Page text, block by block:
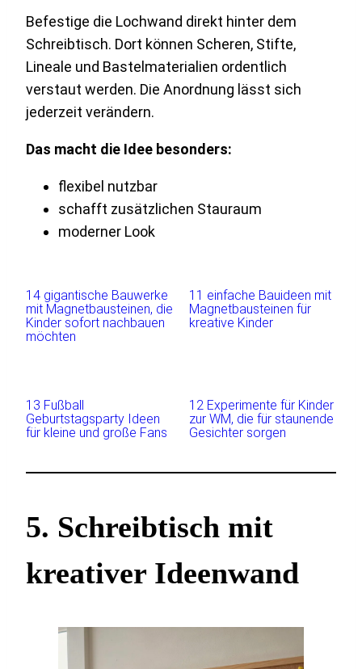
Befestige die Lochwand direkt hinter dem
Schreibtisch. Dort können Scheren, Stifte,
Lineale und Bastelmaterialien ordentlich
verstaut werden. Die Anordnung lässt sich
jederzeit verändern.
Das macht die Idee besonders:
flexibel nutzbar
schafft zusätzlichen Stauraum
moderner Look
14 gigantische Bauwerke
mit Magnetbausteinen, die
Kinder sofort nachbauen
möchten
11 einfache Bauideen mit
Magnetbausteinen für
kreative Kinder
13 Fußball
Geburtstagsparty Ideen
für kleine und große Fans
12 Experimente für Kinder
zur WM, die für staunende
Gesichter sorgen
5. Schreibtisch mit
kreativer Ideenwand